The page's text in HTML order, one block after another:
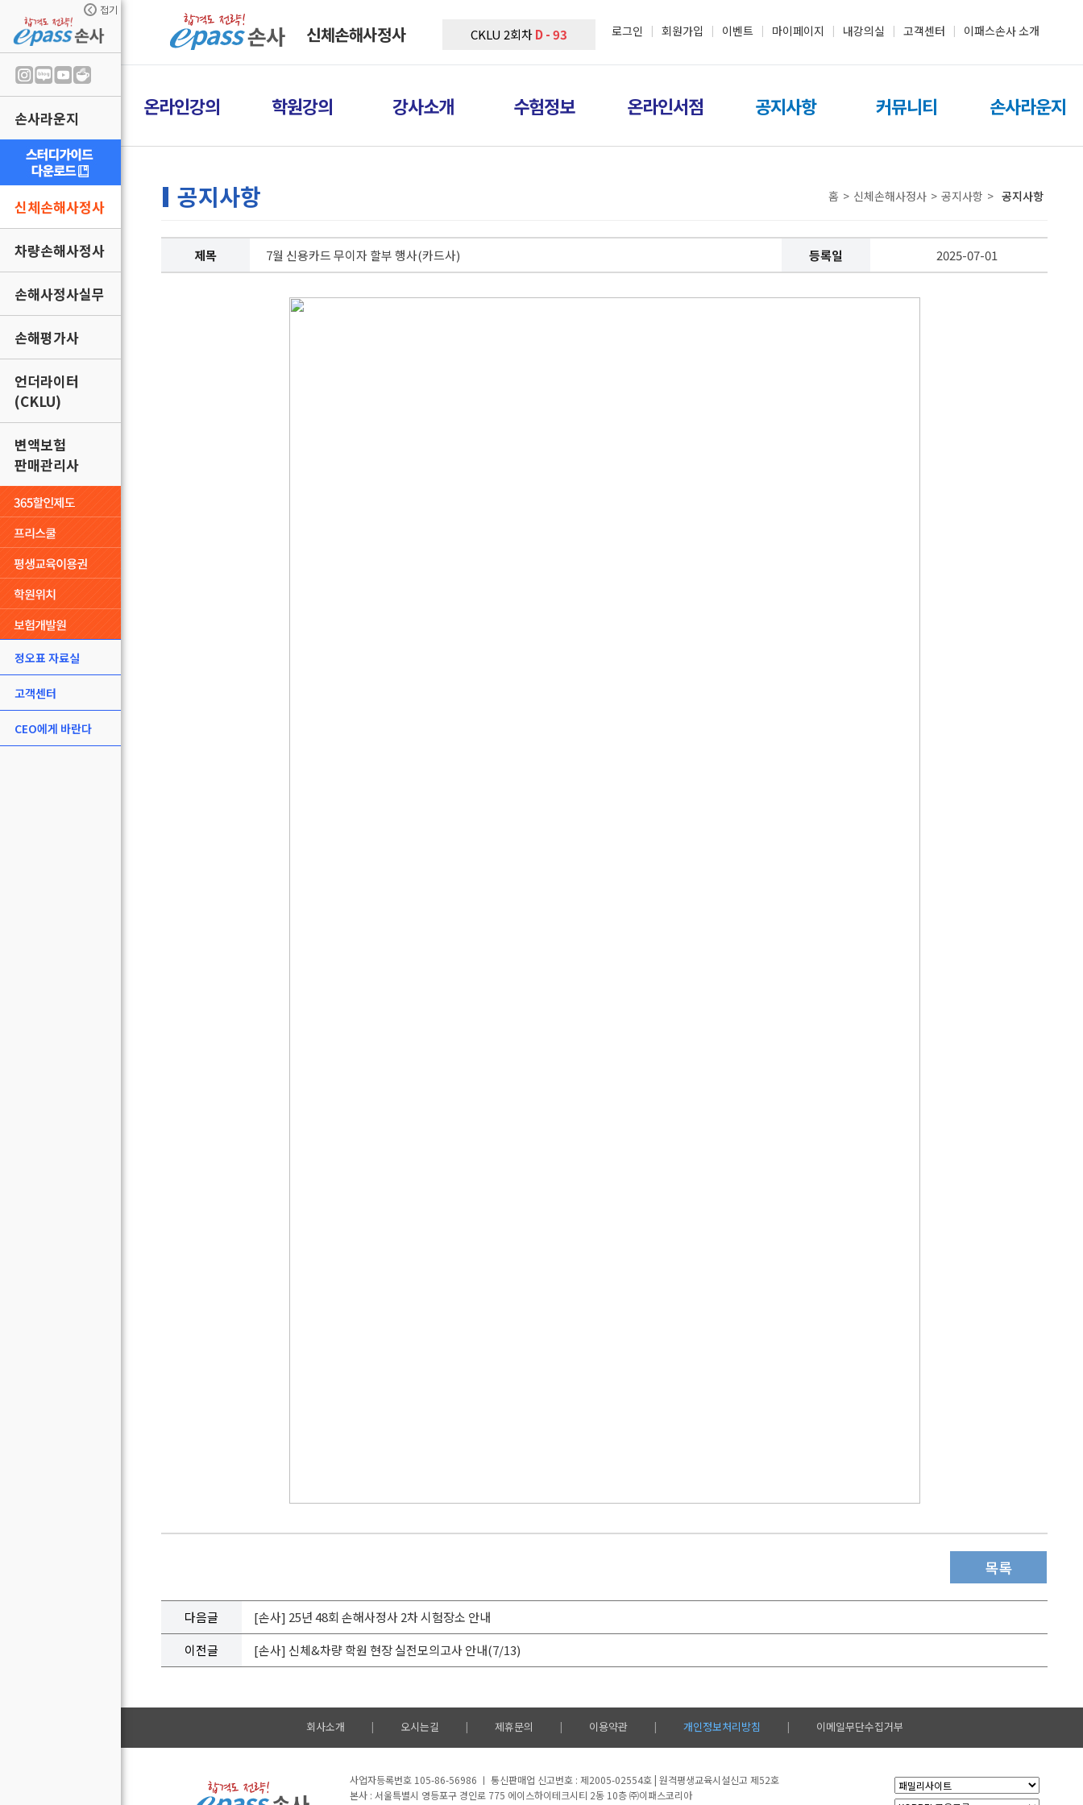
접기
손사라운지
신체손해사정사
차량손해사정사
손해사정사실무
손해평가사
언더라이터
(CKLU)
변액보험
판매관리사
정오표 자료실
고객센터
CEO에게 바란다
신체손해사정사 CKLU 2회차D - 93 로그인 | 회원가입 | 이벤트 | 마이페이지 | 내강의실 | 고객센터 | 이패스손사 소개
온라인강의 학원강의 강사소개 수험정보 온라인서점 공지사항 커뮤니티 손사라운지
공지사항 홈 > 신체손해사정사 > 공지사항 > 공지사항
제목 7월 신용카드 무이자 할부 행사(카드사) 등록일 2025-07-01
목록
다음글
[손사] 25년 48회 손해사정사 2차 시험장소 안내
이전글
[손사] 신체&차량 학원 현장 실전모의고사 안내(7/13)
회사소개 | 오시는길 | 제휴문의 | 이용약관 | 개인정보처리방침 | 이메일무단수집거부
사업자등록번호 105-86-56986 ㅣ 통신판매업 신고번호 : 제2005-02554호 | 원격평생교육시설신고 제52호
본사 : 서울특별시 영등포구 경인로 775 에이스하이테크시티 2동 10층 ㈜이패스코리아